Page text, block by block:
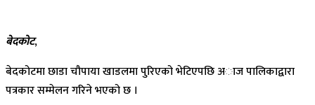
बेदकोट,
बेदकोटमा छाडा चौपाया खाडलमा पुरिएको भेटिएपछि अाज पालिकाद्वारा
पत्रकार सम्मेलन गरिने भएको छ ।